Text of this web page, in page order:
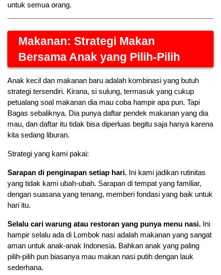
untuk semua orang.
Makanan: Strategi Makan
Bersama Anak yang Pilih-Pilih
Anak kecil dan makanan baru adalah kombinasi yang butuh
strategi tersendiri. Kirana, si sulung, termasuk yang cukup
petualang soal makanan dia mau coba hampir apa pun. Tapi
Bagas sebaliknya. Dia punya daftar pendek makanan yang dia
mau, dan daftar itu tidak bisa diperluas begitu saja hanya karena
kita sedang liburan.
Strategi yang kami pakai:
Sarapan di penginapan setiap hari. Ini kami jadikan rutinitas
yang tidak kami ubah-ubah. Sarapan di tempat yang familiar,
dengan suasana yang tenang, memberi fondasi yang baik untuk
hari itu.
Selalu cari warung atau restoran yang punya menu nasi. Ini
hampir selalu ada di Lombok nasi adalah makanan yang sangat
aman untuk anak-anak Indonesia. Bahkan anak yang paling
pilih-pilih pun biasanya mau makan nasi putih dengan lauk
sederhana.